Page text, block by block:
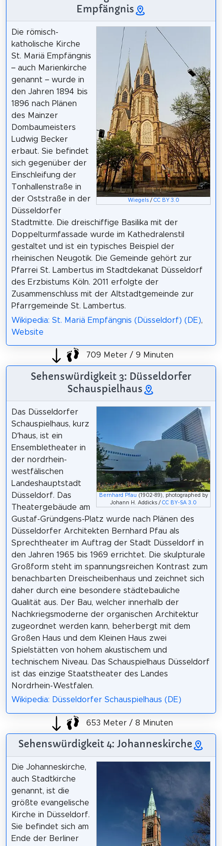
Empfängnis
Wiegels/ CC BY 3.0
Die römisch-
katholische Kirche
St. Mariä Empfängnis
– auch Marienkirche
genannt – wurde in
den Jahren 1894 bis
1896 nach Plänen
des Mainzer
Dombaumeisters
Ludwig Becker
erbaut. Sie befindet
sich gegenüber der
Einschleifung der
Tonhallenstraße in
der Oststraße in der
Düsseldorfer
Stadtmitte. Die dreischiffige Basilika mit der
Doppelturmfassade wurde im Kathedralenstil
gestaltet und ist ein typisches Beispiel der
rheinischen Neugotik. Die Gemeinde gehört zur
Pfarrei St. Lambertus im Stadtdekanat Düsseldorf
des Erzbistums Köln. 2011 erfolgte der
Zusammenschluss mit der Altstadtgemeinde zur
Pfarrgemeinde St. Lambertus.
Wikipedia: St. Mariä Empfängnis (Düsseldorf) (DE),
Website
709 Meter / 9 Minuten
Sehenswürdigkeit 3: Düsseldorfer
Schauspielhaus
Bernhard Pfau (1902-89), photographed by
Johann H. Addicks /CC BY-SA 3.0
Das Düsseldorfer
Schauspielhaus, kurz
D’haus, ist ein
Ensembletheater in
der nordrhein-
westfälischen
Landeshauptstadt
Düsseldorf. Das
Theatergebäude am
Gustaf-Gründgens-Platz wurde nach Plänen des
Düsseldorfer Architekten Bernhard Pfau als
Sprechtheater im Auftrag der Stadt Düsseldorf in
den Jahren 1965 bis 1969 errichtet. Die skulpturale
Großform steht im spannungsreichen Kontrast zum
benachbarten Dreischeibenhaus und zeichnet sich
daher durch eine besondere städtebauliche
Qualität aus. Der Bau, welcher innerhalb der
Nachkriegsmoderne der organischen Architektur
zugeordnet werden kann, beherbergt mit dem
Großen Haus und dem Kleinen Haus zwei
Spielstätten von hohem akustischem und
technischem Niveau. Das Schauspielhaus Düsseldorf
ist das einzige Staatstheater des Landes
Nordrhein-Westfalen.
Wikipedia: Düsseldorfer Schauspielhaus (DE)
653 Meter / 8 Minuten
Sehenswürdigkeit 4: Johanneskirche
Die Johanneskirche,
auch Stadtkirche
genannt, ist die
größte evangelische
Kirche in Düsseldorf.
Sie befindet sich am
Ende der Berliner